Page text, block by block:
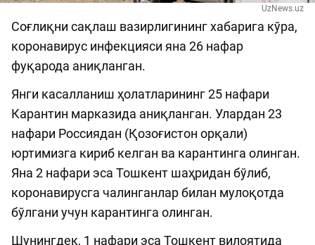
UzNews.uz
Соғлиқни сақлаш вазирлигининг хабарига кўра,
коронавирус инфекцияси яна 26 нафар
фуқарода аниқланган.
Янги касалланиш ҳолатларининг 25 нафари
Карантин марказида аниқланган. Улардан 23
нафари Россиядан (Қозоғистон орқали)
юртимизга кириб келган ва карантинга олинган.
Яна 2 нафари эса Тошкент шаҳридан бўлиб,
коронавирусга чалинганлар билан мулоқотда
бўлгани учун карантинга олинган.
Шунингдек, 1 нафари эса Тошкент вилоятида